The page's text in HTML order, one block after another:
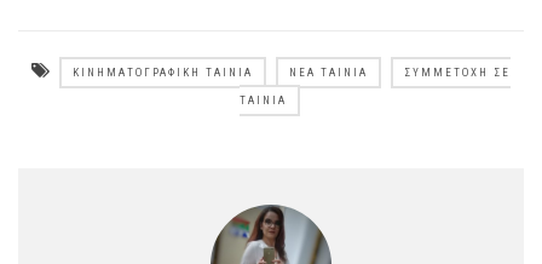
ΚΙΝΗΜΑΤΟΓΡΑΦΙΚΉ ΤΑΙΝΊΑ ΝΈΑ ΤΑΙΝΊΑ ΣΥΜΜΕΤΟΧΉ ΣΕ
ΤΑΙΝΊΑ